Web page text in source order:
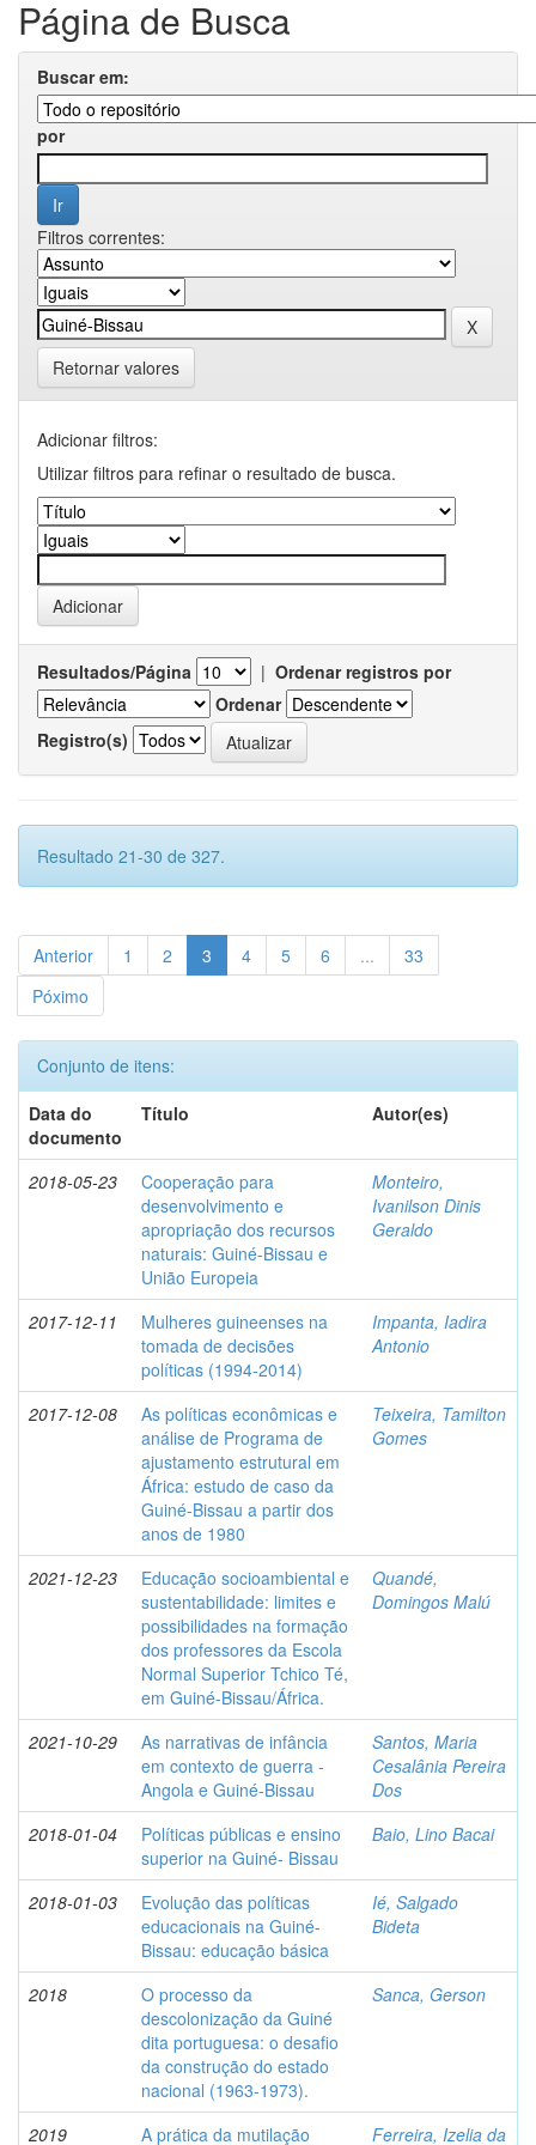
Página de Busca
Buscar em:
por
Filtros correntes:
Retornar valores
Adicionar filtros:
Utilizar filtros para refinar o resultado de busca.
Resultados/Página | Ordenar registros por
Ordenar
Registro(s)
Resultado 21-30 de 327.
Anterior 1 2 3 4 5 6 ...
33
Póximo
Conjunto de itens:
Data do
documento
Título Autor(es)
2018-05-23
Cooperação para
desenvolvimento e
apropriação dos recursos
naturais: Guiné-Bissau e
União Europeia
Monteiro,
Ivanilson Dinis
Geraldo
2017-12-11
Mulheres guineenses na
tomada de decisões
políticas (1994-2014)
Impanta, Iadira
Antonio
2017-12-08
As políticas econômicas e
análise de Programa de
ajustamento estrutural em
África: estudo de caso da
Guiné-Bissau a partir dos
anos de 1980
Teixeira, Tamilton
Gomes
2021-12-23
Educação socioambiental e
sustentabilidade: limites e
possibilidades na formação
dos professores da Escola
Normal Superior Tchico Té,
em Guiné-Bissau/África.
Quandé,
Domingos Malú
2021-10-29
As narrativas de infância
em contexto de guerra -
Angola e Guiné-Bissau
Santos, Maria
Cesalânia Pereira
Dos
2018-01-04
Políticas públicas e ensino
superior na Guiné- Bissau
Baio, Lino Bacai
2018-01-03
Evolução das políticas
educacionais na Guiné-
Bissau: educação básica
Ié, Salgado
Bideta
2018
O processo da
descolonização da Guiné
dita portuguesa: o desafio
da construção do estado
nacional (1963-1973).
Sanca, Gerson
2019 A prática da mutilação Ferreira, Izelia da